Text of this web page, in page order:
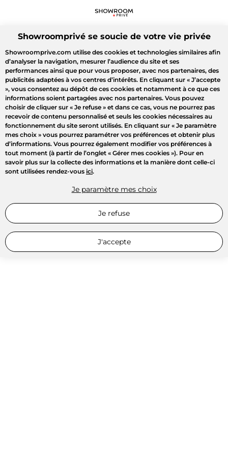
Showroomprivé se soucie de votre vie privée
Showroomprive.com utilise des cookies et technologies similaires afin
d’analyser la navigation, mesurer l’audience du site et ses
performances ainsi que pour vous proposer, avec nos partenaires, des
publicités adaptées à vos centres d’intérêts. En cliquant sur « J’accepte
», vous consentez au dépôt de ces cookies et notamment à ce que ces
informations soient partagées avec nos partenaires. Vous pouvez
choisir de cliquer sur « Je refuse » et dans ce cas, vous ne pourrez pas
recevoir de contenu personnalisé et seuls les cookies nécessaires au
fonctionnement du site seront utilisés. En cliquant sur « Je paramètre
mes choix » vous pourrez paramétrer vos préférences et obtenir plus
d’informations. Vous pourrez également modifier vos préférences à
tout moment (à partir de l’onglet « Gérer mes cookies »). Pour en
savoir plus sur la collecte des informations et la manière dont celle-ci
sont utilisées rendez-vous ici.
Je paramètre mes choix
Je refuse
J'accepte